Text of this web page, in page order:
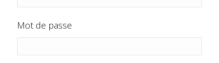
Mot de passe